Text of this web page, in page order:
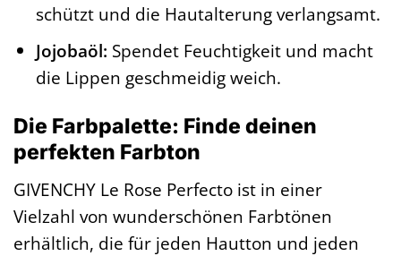
schützt und die Hautalterung verlangsamt.
Jojobaöl: Spendet Feuchtigkeit und macht
die Lippen geschmeidig weich.
Die Farbpalette: Finde deinen
perfekten Farbton
GIVENCHY Le Rose Perfecto ist in einer
Vielzahl von wunderschönen Farbtönen
erhältlich, die für jeden Hautton und jeden